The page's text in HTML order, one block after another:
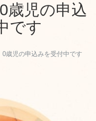
歳児の申込
です
0歳児の申込みを受付中です